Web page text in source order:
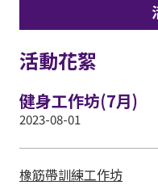
活動花絮
健身工作坊(7月)
2023-08-01
橡筋帶訓練工作坊